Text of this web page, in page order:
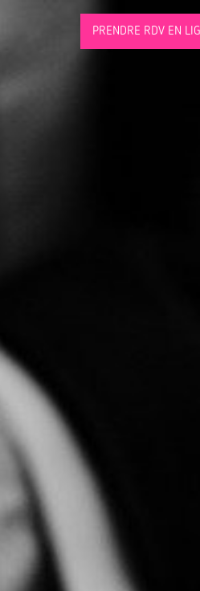
PRENDRE RDV EN